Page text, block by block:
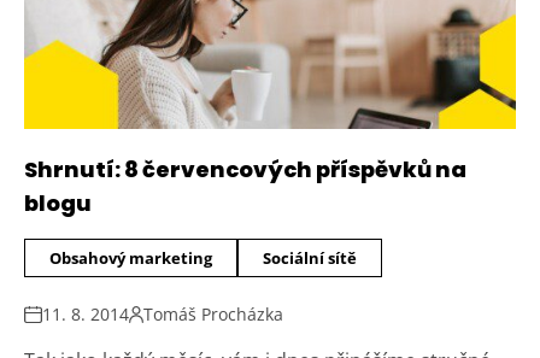
Shrnutí: 8 červencových příspěvků na
blogu
Obsahový marketing Sociální sítě
11. 8. 2014 Tomáš Procházka